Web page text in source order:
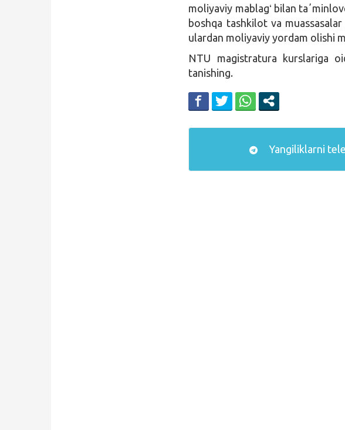
moliyaviy mablagʻ bilan
boshqa tashkilot va
ulardan moliyaviy yordam olishi
NTU magistratura kurslariga
tanishing.
Yangiliklarni